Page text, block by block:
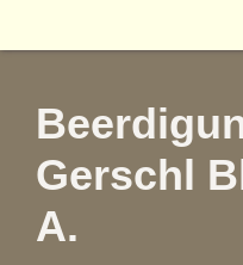
springen
Gerschl
A.